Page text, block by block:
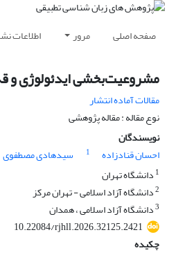
صفحه اصلی مرور اطلاعات
مشروعیت‌بخشی ایدئولوژی و
مقالات آماده انتشار
نوع مقاله : مقاله پژوهشی
نویسندگان
احسان قنادزاده
1 سیدهادی مصطفوی
1 دانشگاه تهران
2دانشگاه آزاد اسلامی - تهران مرکز
3دانشگاه آزاد اسلامی ، همدان
10.22084/rjhll.2026.32125.2421
چکیده